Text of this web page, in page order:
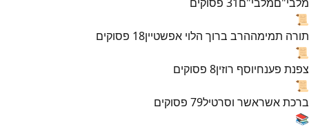
📜
תורה תמימההרב ברוך הלוי אפשטיין18 פסוקים
📜
צפנת פענחיוסף רוזין8 פסוקים
📜
ברכת אשראשר וסרטיל79 פסוקים
📚